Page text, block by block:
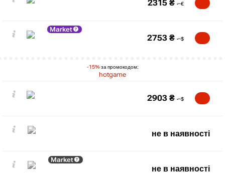
2315 ₴
Market
-15%за промокодом:
hotgame
2753 ₴
2903 ₴
не в наявності
Market
не в наявності